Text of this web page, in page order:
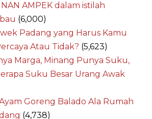
AMPEK dalam istilah
(6,000)
Padang yang Harus Kamu
Atau Tidak? (5,623)
Marga, Minang Punya Suku,
Suku Besar Urang Awak
Goreng Balado Ala Rumah
(4,738)